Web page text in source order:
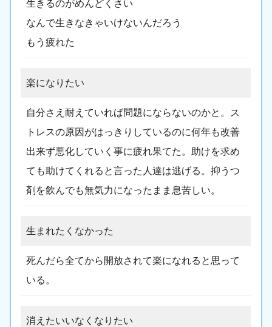
生きるのがめんどくさい
なんで生きなきゃいけないんだろう
もう疲れた
楽になりたい
自分さえ耐えていれば問題にならないのかと。ス
トレスの原因がはっきりしているのに何年も改善
出来ず悪化していく事に疲れ果てた。助けを求め
ても助けてくれると言った人達は逃げる。抑うつ
剤を飲んでも無気力になったまま息苦しい。
生まれたくなかった
死んだら全てから開放されて楽になれると思って
いる。
消えたいいなくなりたい